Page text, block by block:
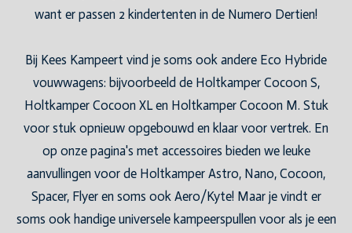
want er passen 2 kindertenten in de Numero Dertien!
Bij Kees Kampeert vind je soms ook andere Eco Hybride
vouwwagens: bijvoorbeeld de Holtkamper Cocoon S,
Holtkamper Cocoon XL en Holtkamper Cocoon M. Stuk
voor stuk opnieuw opgebouwd en klaar voor vertrek. En
op onze pagina's met accessoires bieden we leuke
aanvullingen voor de Holtkamper Astro, Nano, Cocoon,
Spacer, Flyer en soms ook Aero/Kyte! Maar je vindt er
soms ook handige universele kampeerspullen voor als je een